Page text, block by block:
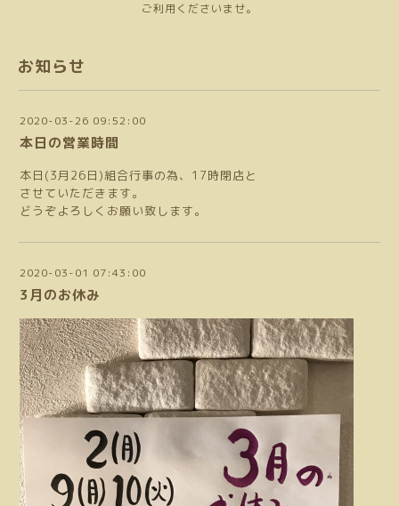
ご利用くださいませ。
お知らせ
2020-03-26 09:52:00
本日の営業時間
本日(3月26日)組合行事の為、17時閉店と
させていただきます。
どうぞよろしくお願い致します。
2020-03-01 07:43:00
3月のお休み